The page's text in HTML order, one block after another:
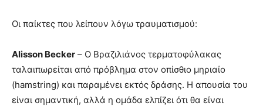
Οι παίκτες που λείπουν λόγω τραυματισμού:
Alisson Becker – Ο Βραζιλιάνος τερματοφύλακας
ταλαιπωρείται από πρόβλημα στον οπίσθιο μηριαίο
(hamstring) και παραμένει εκτός δράσης. Η απουσία του
είναι σημαντική, αλλά η ομάδα ελπίζει ότι θα είναι